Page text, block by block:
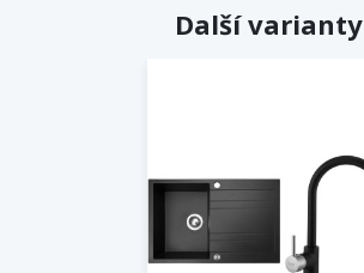
Další varianty